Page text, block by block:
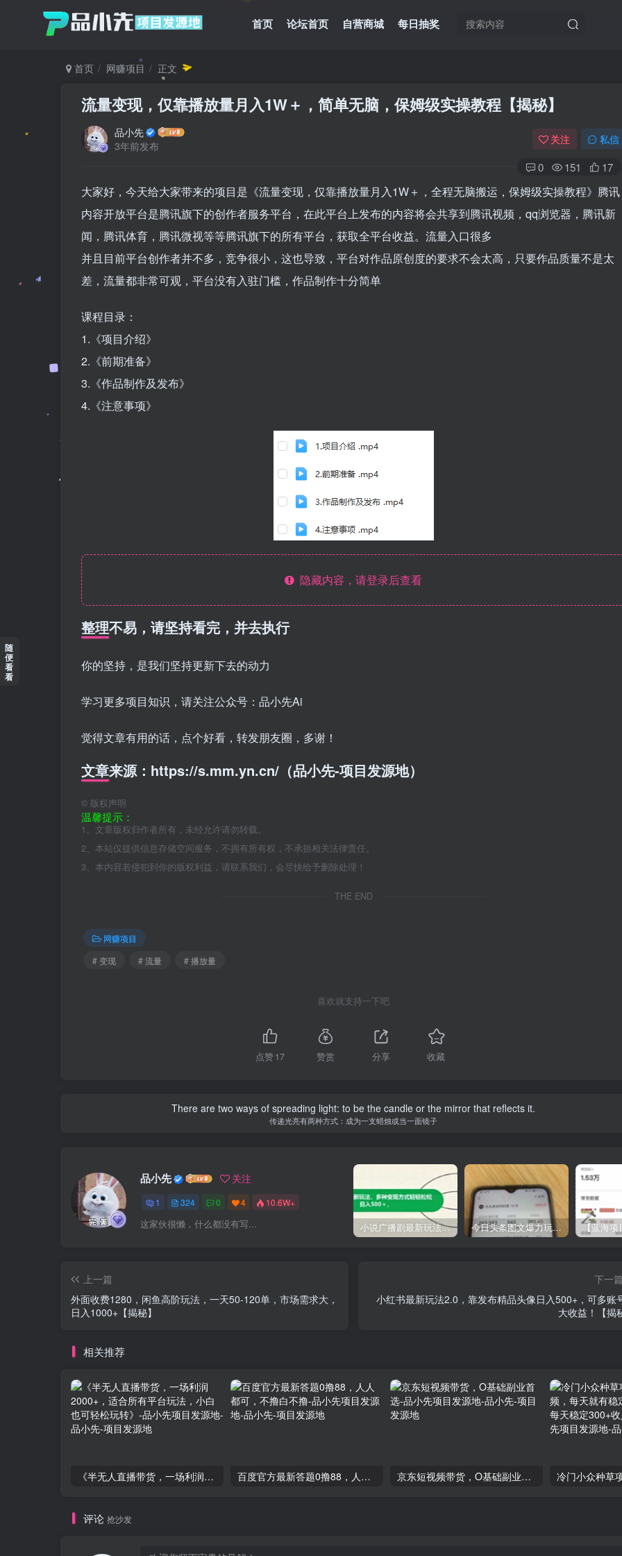
首页 论坛首页 自营商城 每日抽奖
首页 网赚项目 正文
流量变现，仅靠播放量月入1W＋，简单无脑，保姆级实操教程【揭秘】
品小先
3年前发布
关注 私信
0 151 17
大家好，今天给大家带来的项目是《流量变现，仅靠播放量月入1W＋，全程无脑搬运，保姆级实操教程》腾讯
内容开放平台是腾讯旗下的创作者服务平台，在此平台上发布的内容将会共享到腾讯视频，qq浏览器，腾讯新
闻，腾讯体育，腾讯微视等等腾讯旗下的所有平台，获取全平台收益。流量入口很多
并且目前平台创作者并不多，竞争很小，这也导致，平台对作品原创度的要求不会太高，只要作品质量不是太
差，流量都非常可观，平台没有入驻门槛，作品制作十分简单
课程目录：
1.《项目介绍》
2.《前期准备》
3.《作品制作及发布》
4.《注意事项》
隐藏内容，请登录后查看
整理不易，请坚持看完，并去执行
你的坚持，是我们坚持更新下去的动力
学习更多项目知识，请关注公众号：品小先Ai
觉得文章有用的话，点个好看，转发朋友圈，多谢！
文章来源：https://s.mm.yn.cn/（品小先-项目发源地）
© 版权声明
温馨提示：
1、文章版权归作者所有，未经允许请勿转载。
2、本站仅提供信息存储空间服务，不拥有所有权，不承担相关法律责任。
3、本内容若侵犯到你的版权利益，请联系我们，会尽快给予删除处理！
THE END
网赚项目
# 变现
# 流量 # 播放量
喜欢就支持一下吧
点赞17 赞赏 分享 收藏
Mankind is made great or little by its own will.
一个人伟大或渺小，取决于他的意志力
品小先 关注
1 324 0 4 10.6W+
这家伙很懒，什么都没有写... 小说广播剧最新玩法，多种变现方式轻轻松松日入500＋【揭秘】 今日头条图文爆力玩法,AI自动生成文案，当天见收益，轻松日入500+
上一篇
外面收费1280，闲鱼高阶玩法，一天50-120单，市场需求大，
日入1000+【揭秘】
下一篇
小红书最新玩法2.0，靠发布精品头像日入500+，可多账
大收益！【揭
相关推荐
《半无人直播带货，一场利润2000+，适合所有平台玩法，小白也可轻松玩转》-品小先项目发源地 百度官方最新答题0撸88，人人都可，不撸白不撸-品小先项目发源地 京东短视频带货，O基础副业首选-品小先项目发源地
评论 抢沙发
随
便
看
看